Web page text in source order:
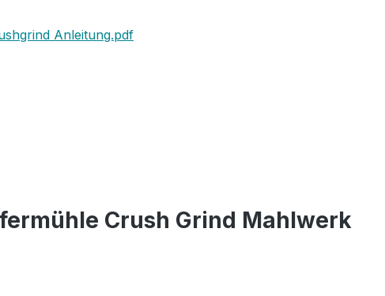
Anleitung.pdf
Crush Grind Mahlwerk